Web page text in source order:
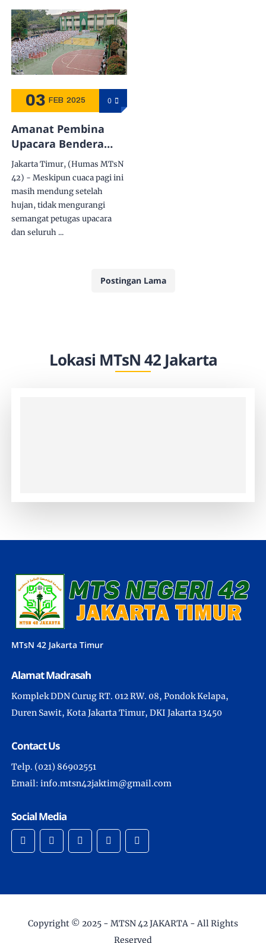
03 FEB 2025 0
Amanat Pembina
Upacara Bendera
Merah Putih, MTsN
42 Jakarta Ingatkan
Siswa tentang 7
Kebiasaan Anak
Indonesia Hebat
Jakarta Timur, (Humas MTsN
42) - Meskipun cuaca pagi ini
masih mendung setelah
hujan, tidak mengurangi
semangat petugas upacara
dan seluruh ...
Postingan Lama
Lokasi MTsN 42 Jakarta
MTsN 42 Jakarta Timur
Alamat Madrasah
Komplek DDN Curug RT. 012 RW. 08, Pondok Kelapa,
Duren Sawit, Kota Jakarta Timur, DKI Jakarta 13450
Contact Us
Telp. (021) 86902551
Email: info.mtsn42jaktim@gmail.com
Social Media
Copyright © 2025 - MTSN 42 JAKARTA - All Rights
Reserved